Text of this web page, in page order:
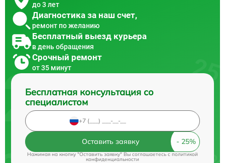
до 3 лет
Диагностика за наш счет,
ремонт по желанию
Бесплатный выезд курьера
в день обращения
Срочный ремонт
от 35 минут
Бесплатная консультация со
специалистом
Оставить заявку
Нажимая на кнопку "Оставить заявку" Вы соглашаетесь cполитикой
конфиденциальности